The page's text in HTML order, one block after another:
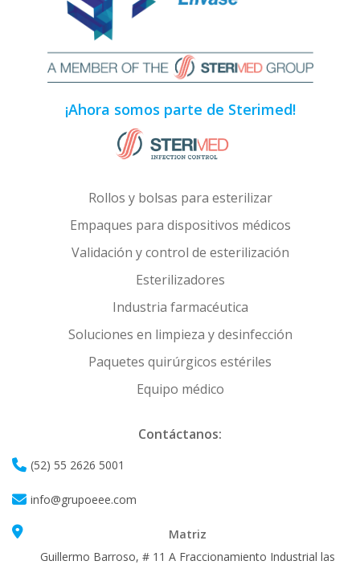
¡Ahora somos parte de Sterimed!
Rollos y bolsas para esterilizar
Empaques para dispositivos médicos
Validación y control de esterilización
Esterilizadores
Industria farmacéutica
Soluciones en limpieza y desinfección
Paquetes quirúrgicos estériles
Equipo médico
Contáctanos:
(52) 55 2626 5001
info@grupoeee.com
Matriz
Guillermo Barroso, # 11 A Fraccionamiento Industrial las